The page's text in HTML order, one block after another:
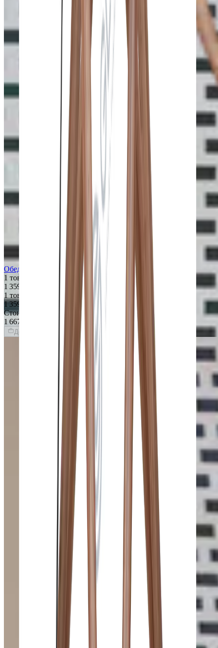
Обеденный стол PORADA Circe
1 товар
1 359 $
1 товар
1 359 $
Стоимость интерьера:
1 667 $
Добавить товары в заказ